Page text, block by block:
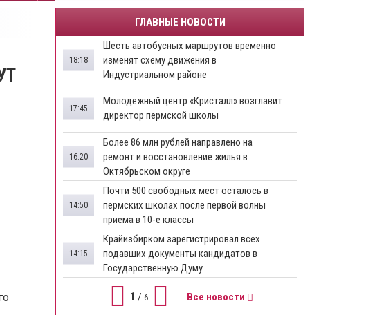
ГЛАВНЫЕ НОВОСТИ
Шесть автобусных маршрутов временно
изменят схему движения в
Индустриальном районе
18:18
Молодежный центр «Кристалл» возглавит
директор пермской школы
17:45
Более 86 млн рублей направлено на
ремонт и восстановление жилья в
Октябрьском округе
16:20
Почти 500 свободных мест осталось в
пермских школах после первой волны
приема в 10-е классы
14:50
Крайизбирком зарегистрировал всех
подавших документы кандидатов в
Государственную Думу
14:15
1 / 6 Все новости